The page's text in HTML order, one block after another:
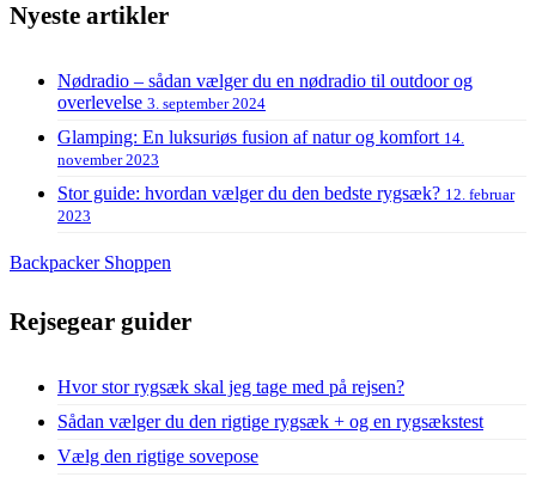
Nyeste artikler
Nødradio – sådan vælger du en nødradio til outdoor og
overlevelse 3. september 2024
Glamping: En luksuriøs fusion af natur og komfort 14.
november 2023
Stor guide: hvordan vælger du den bedste rygsæk? 12. februar
2023
Backpacker Shoppen
Rejsegear guider
Hvor stor rygsæk skal jeg tage med på rejsen?
Sådan vælger du den rigtige rygsæk + og en rygsækstest
Vælg den rigtige sovepose